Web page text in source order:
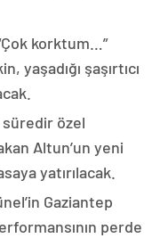
korktum…”
yaşadığı şaşırtıcı
süredir özel
Altun’un yeni
yatırılacak.
Gaziantep
perde